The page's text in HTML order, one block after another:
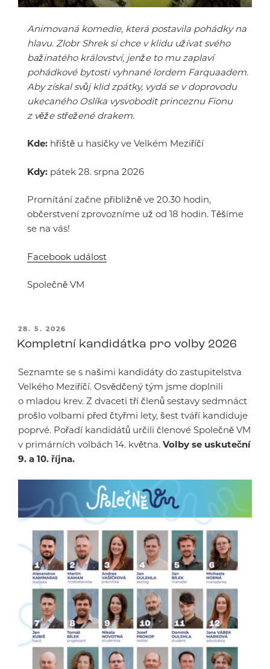
Animovaná komedie, která postavila pohádky na
hlavu. Zlobr Shrek si chce v klidu užívat svého
bažinatého království, jenže to mu zaplaví
pohádkové bytosti vyhnané lordem Farquaadem.
Aby získal svůj klid zpátky, vydá se v doprovodu
ukecaného Oslíka vysvobodit princeznu Fionu
z věže střežené drakem.
Kde: hřiště u hasičky ve Velkém Meziříčí
Kdy: pátek 28. srpna 2026
Promítání začne přibližně ve 20.30 hodin,
občerstvení zprovozníme už od 18 hodin. Těšíme
se na vás!
Facebook událost
Společně VM
PUBLIKOVÁNO
28. 5. 2026
Kompletní kandidátka pro volby 2026
Seznamte se s našimi kandidáty do zastupitelstva
Velkého Meziříčí. Osvědčený tým jsme doplnili
o mladou krev. Z dvaceti tří členů sestavy sedmnáct
prošlo volbami před čtyřmi lety, šest tváří kandiduje
poprvé. Pořadí kandidátů určili členové Společně VM
v primárních volbách 14. května. Volby se uskuteční
9. a 10. října.